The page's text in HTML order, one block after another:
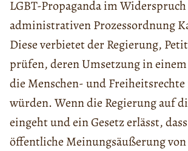
LGBT-Propaganda im
administrativen Prozessordnung
Diese verbietet der Regierung,
prüfen, deren Umsetzung in
die Menschen- und
würden. Wenn die Regierung auf
eingeht und ein Gesetz erlässt,
öffentliche Meinungsäußerung von